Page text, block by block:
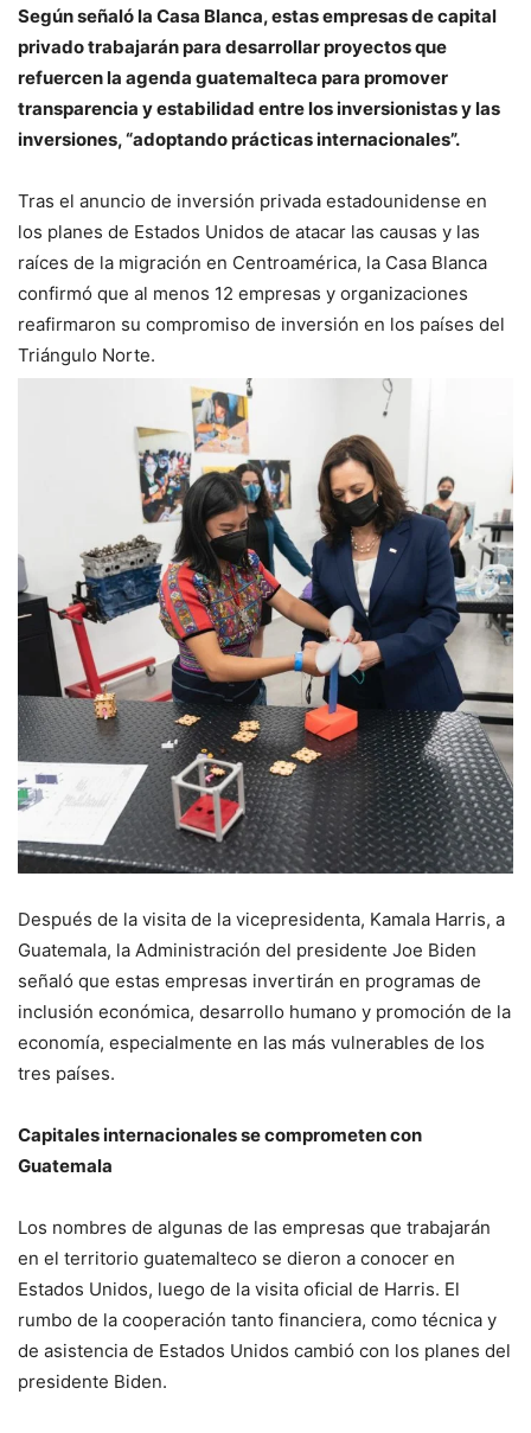
Según señaló la Casa Blanca, estas empresas de capital
privado trabajarán para desarrollar proyectos que
refuercen la agenda guatemalteca para promover
transparencia y estabilidad entre los inversionistas y las
inversiones, “adoptando prácticas internacionales”.
Tras el anuncio de inversión privada estadounidense en
los planes de Estados Unidos de atacar las causas y las
raíces de la migración en Centroamérica, la Casa Blanca
confirmó que al menos 12 empresas y organizaciones
reafirmaron su compromiso de inversión en los países del
Triángulo Norte.
Después de la visita de la vicepresidenta, Kamala Harris, a
Guatemala, la Administración del presidente Joe Biden
señaló que estas empresas invertirán en programas de
inclusión económica, desarrollo humano y promoción de la
economía, especialmente en las más vulnerables de los
tres países.
Capitales internacionales se comprometen con
Guatemala
Los nombres de algunas de las empresas que trabajarán
en el territorio guatemalteco se dieron a conocer en
Estados Unidos, luego de la visita oficial de Harris. El
rumbo de la cooperación tanto financiera, como técnica y
de asistencia de Estados Unidos cambió con los planes del
presidente Biden.